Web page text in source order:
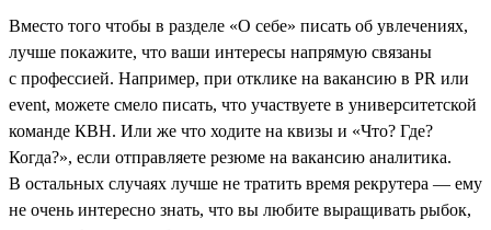
Вместо того чтобы в разделе «О себе» писать об увлечениях,
лучше покажите, что ваши интересы напрямую связаны
с профессией. Например, при отклике на вакансию в PR или
event, можете смело писать, что участвуете в университетской
команде КВН. Или же что ходите на квизы и «Что? Где?
Когда?», если отправляете резюме на вакансию аналитика.
В остальных случаях лучше не тратить время рекрутера — ему
не очень интересно знать, что вы любите выращивать рыбок,